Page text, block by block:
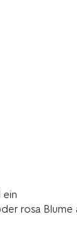
ein
rosa Blume